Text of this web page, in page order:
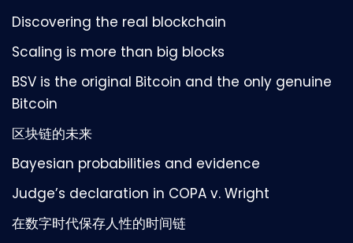
Discovering the real blockchain
Scaling is more than big blocks
BSV is the original Bitcoin and the only genuine
Bitcoin
区块链的未来
Bayesian probabilities and evidence
Judge’s declaration in COPA v. Wright
在数字时代保存人性的时间链